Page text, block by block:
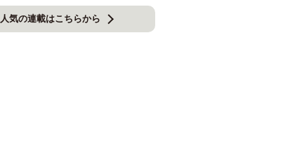
人気の連載はこちらから